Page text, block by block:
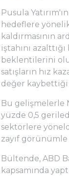
Pusula
hedeflere
kaldırmasının
iştahını
beklentilerini
satışların hız
değer kaybettiği
Bu gelişmelerle
yüzde 0,5
sektörlere
zayıf
Bültende, ABD
kapsamında